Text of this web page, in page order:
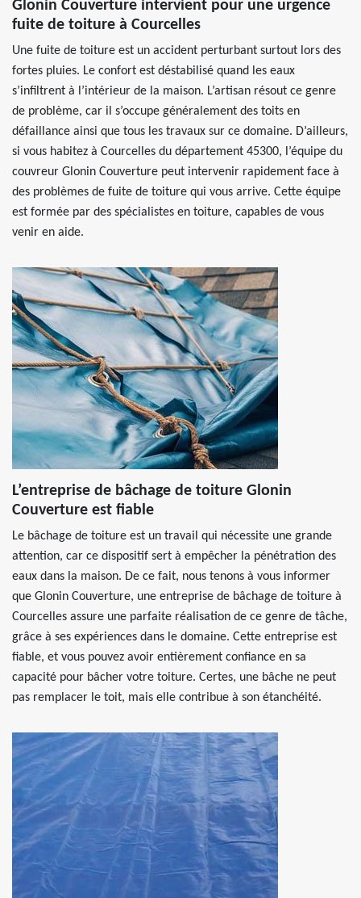
Glonin Couverture intervient pour une urgence
fuite de toiture à Courcelles
Une fuite de toiture est un accident perturbant surtout lors des
fortes pluies. Le confort est déstabilisé quand les eaux
s’infiltrent à l’intérieur de la maison. L’artisan résout ce genre
de problème, car il s’occupe généralement des toits en
défaillance ainsi que tous les travaux sur ce domaine. D’ailleurs,
si vous habitez à Courcelles du département 45300, l’équipe du
couvreur Glonin Couverture peut intervenir rapidement face à
des problèmes de fuite de toiture qui vous arrive. Cette équipe
est formée par des spécialistes en toiture, capables de vous
venir en aide.
L’entreprise de bâchage de toiture Glonin
Couverture est fiable
Le bâchage de toiture est un travail qui nécessite une grande
attention, car ce dispositif sert à empêcher la pénétration des
eaux dans la maison. De ce fait, nous tenons à vous informer
que Glonin Couverture, une entreprise de bâchage de toiture à
Courcelles assure une parfaite réalisation de ce genre de tâche,
grâce à ses expériences dans le domaine. Cette entreprise est
fiable, et vous pouvez avoir entièrement confiance en sa
capacité pour bâcher votre toiture. Certes, une bâche ne peut
pas remplacer le toit, mais elle contribue à son étanchéité.